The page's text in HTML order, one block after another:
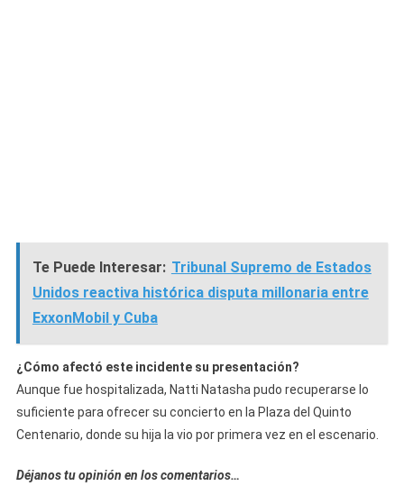
Te Puede Interesar: Tribunal Supremo de Estados
Unidos reactiva histórica disputa millonaria entre
ExxonMobil y Cuba
¿Cómo afectó este incidente su presentación?
Aunque fue hospitalizada, Natti Natasha pudo recuperarse lo
suficiente para ofrecer su concierto en la Plaza del Quinto
Centenario, donde su hija la vio por primera vez en el escenario.
Déjanos tu opinión en los comentarios…